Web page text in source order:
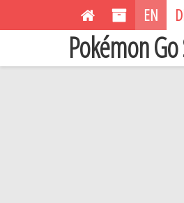
EN
Pokémon